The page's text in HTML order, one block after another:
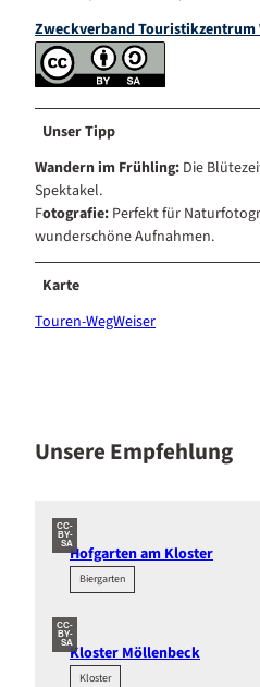
Zweckverband Touristikzentrum
Unser Tipp
Wandern im Frühling: Die
Spektakel.
Fotografie: Perfekt für
wunderschöne Aufnahmen.
Karte
Touren-WegWeiser
Unsere Empfehlung
CC-
BY-
SAHofgarten am Kloster
Biergarten
CC-
BY-
SAKloster Möllenbeck
Kloster